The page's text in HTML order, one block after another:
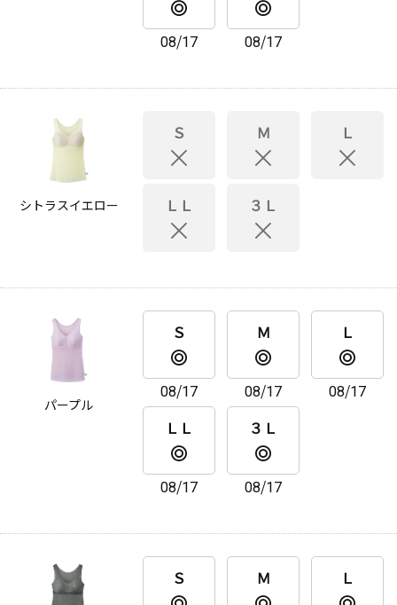
08/17 08/17
シトラスイエロー
Ｓ Ｍ Ｌ
ＬＬ ３Ｌ
パープル
Ｓ
08/17
Ｍ
08/17
Ｌ
08/17
ＬＬ
08/17
３Ｌ
08/17
Ｓ Ｍ Ｌ